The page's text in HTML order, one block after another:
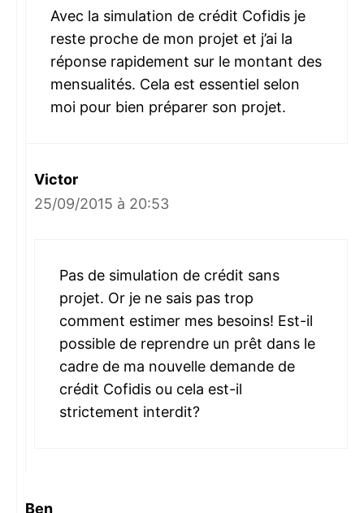
Avec la simulation de crédit Cofidis je
reste proche de mon projet et j’ai la
réponse rapidement sur le montant des
mensualités. Cela est essentiel selon
moi pour bien préparer son projet.
Victor
25/09/2015 à 20:53
Pas de simulation de crédit sans
projet. Or je ne sais pas trop
comment estimer mes besoins! Est-il
possible de reprendre un prêt dans le
cadre de ma nouvelle demande de
crédit Cofidis ou cela est-il
strictement interdit?
Ben